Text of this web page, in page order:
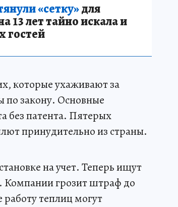
«сетку»для
13 лет тайно искала и
гостей
которые ухаживают за
по закону. Основные
без патента. Пятерых
принудительно из страны.
на учет. Теперь ищут
Компании грозит штраф до
теплиц могут